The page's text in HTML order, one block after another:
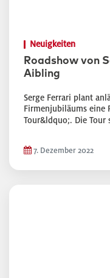
Neuigkeiten
Roadshow von
Aibling
Serge Ferrari plant
Firmenjubiläums eine
Tour&ldquo;. Die Tour
7. Dezember 2022